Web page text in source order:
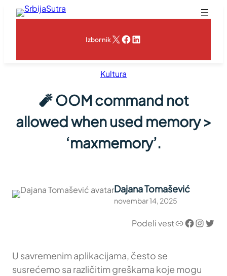
Skoči
IzbornikX Facebook
LinkedIn
Kultura
🧨 OOM command not
allowed when used memory >
‘maxmemory’.
Dajana Tomašević
novembar 14, 2025
Podeli vestLink Facebook InstagramTwitter
U savremenim aplikacijama, često se
susrećemo sa različitim greškama koje mogu